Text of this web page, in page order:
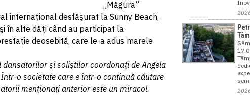
1 PLN= 1.1646 RON
= 0.0425 RON
1 RUB= 0.0530 RON
1 SEK= 0.4526 RON
1 XDR= 5.9383 RON
1 ZAR= 0.2318 RON
„Măgura”
internaţional desfăşurat la Sunny Beach,
în alte dăţi când au participat la
deosebită, care le-a adus marele
şi soliştilor coordonaţi de Angela
o societate care e într-o continuă căutare
menţionaţi anterior este un miracol.